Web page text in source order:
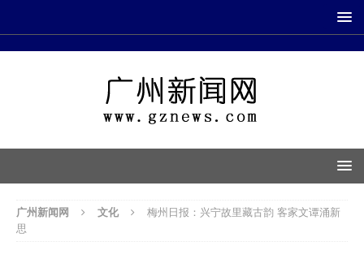
广州新闻网 文化
梅州日报：兴宁故里藏古韵 客家文谭涌新
思